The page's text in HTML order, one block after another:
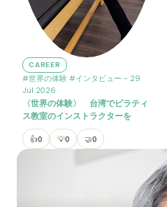
CAREER
#世界の体験 #インタビュー - 29
Jul 2026
〈世界の体験〉 台湾でピラティ
ス教室のインストラクターを
👍0 💡0 🤝0